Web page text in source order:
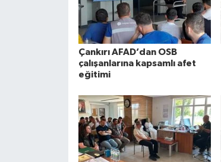
Çankırı AFAD’dan OSB
çalışanlarına kapsamlı afet
eğitimi